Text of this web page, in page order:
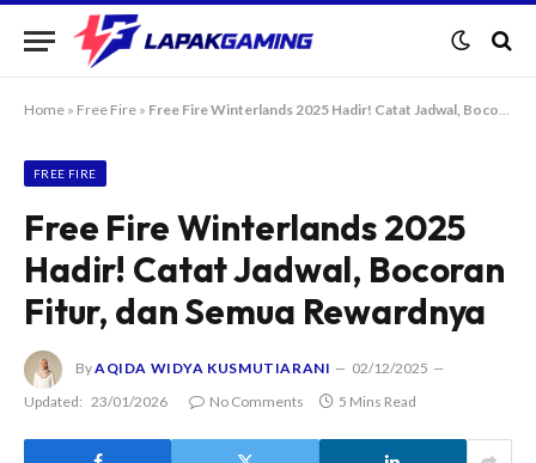
Home » Free Fire » Free Fire Winterlands 2025 Hadir! Catat Jadwal, Bocoran Fitur, dan Semua Rewardnya
FREE FIRE
Free Fire Winterlands 2025
Hadir! Catat Jadwal, Bocoran
Fitur, dan Semua Rewardnya
ByAQIDA WIDYA KUSMUTIARANI
02/12/2025
Updated: 23/01/2026 No Comments 5 Mins Read